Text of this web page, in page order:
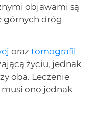
objawami są
górnych dróg
oraztomografii
życiu, jednak
oba. Leczenie
ono jednak